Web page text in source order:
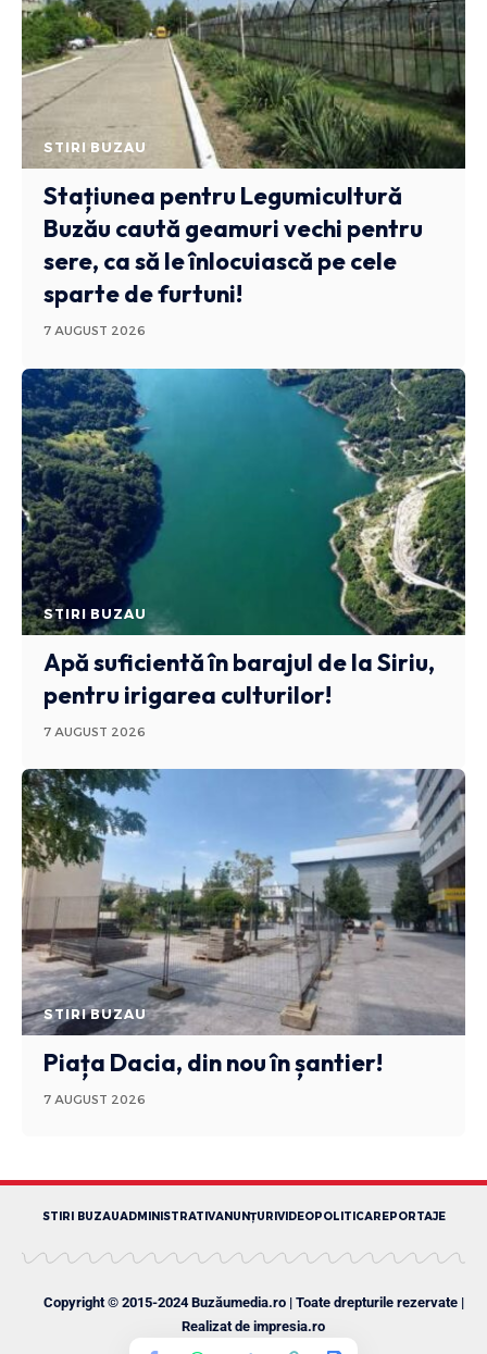
STIRI BUZAU
Stațiunea pentru Legumicultură
Buzău caută geamuri vechi pentru
sere, ca să le înlocuiască pe cele
sparte de furtuni!
7 AUGUST 2026
STIRI BUZAU
Apă suficientă în barajul de la Siriu,
pentru irigarea culturilor!
7 AUGUST 2026
STIRI BUZAU
Piața Dacia, din nou în șantier!
7 AUGUST 2026
STIRI BUZAUADMINISTRATIVANUNȚURI VIDEOPOLITICAREPORTAJE
Copyright © 2015-2024 Buzăumedia.ro | Toate drepturile rezervate |
Realizat de impresia.ro